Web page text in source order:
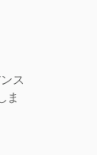
ス
ま